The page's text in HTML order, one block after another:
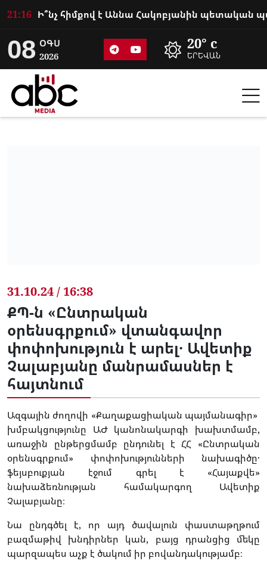
21:16
08 ՕԳՍ
2026
20° c
ԵՐԵՎԱՆ
31.10.24 / 16:38
ՔՊ-ն «Ընտրական
օրենսգրքում» վտանգավոր
փոփոխություն է արել․ Ավետիք
Չալաբյանը մանրամասներ է
հայտնում
Ազգային ժողովի «Քաղաքացիական պայմանագիր»
խմբակցությունը ԱԺ կանոնակարգի խախտմամբ,
առաջին ընթերցմամբ ընդունել է ՀՀ «Ընտրական
օրենսգրքում» փոփոխությունների նախագիծը․
ֆեյսբուքյան էջում գրել է «Հայաքվե»
նախաձեռնության համակարգող Ավետիք
Չալաբյանը։
Նա ընդգծել է, որ այդ ծավալուն փաստաթղթում
բազմաթիվ խնդիրներ կան, բայց դրանցից մեկը
պարզապես աչք է ծակում իր բովանդակությամբ։